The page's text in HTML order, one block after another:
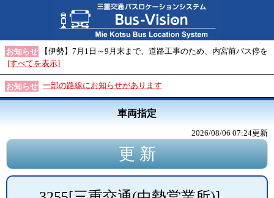
お知らせ
【伊勢】7月1日～9月末まで、道路工事のため、内宮前バス停を
[すべてを表示]
お知らせ 一部の路線にお知らせがあります
車両指定
2026/08/06 07:24更新